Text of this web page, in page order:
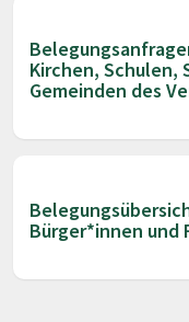
Kirchen,
Gemeinden des
Bürger*innen und